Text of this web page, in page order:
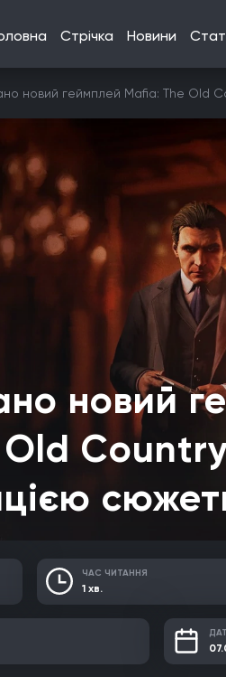
Стрічка Новини
новий геймплей Mafia: The Old
новий
ЧАС ЧИТАННЯ
1 хв.